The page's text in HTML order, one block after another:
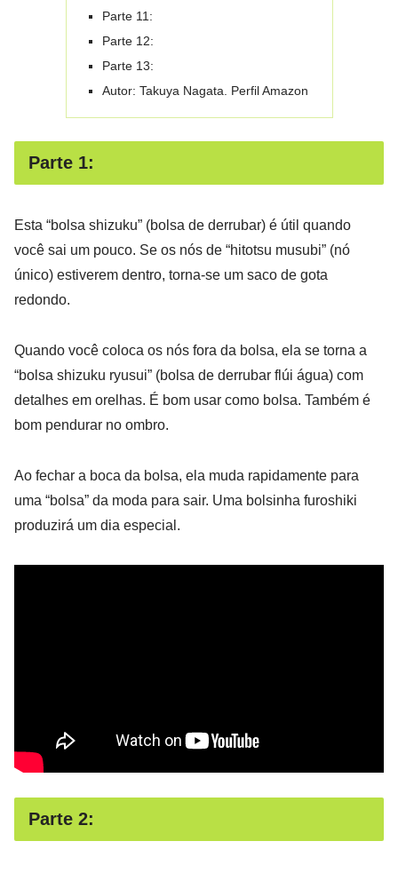
Parte 11:
Parte 12:
Parte 13:
Autor: Takuya Nagata. Perfil Amazon
Parte 1:
Esta “bolsa shizuku” (bolsa de derrubar) é útil quando
você sai um pouco. Se os nós de “hitotsu musubi” (nó
único) estiverem dentro, torna-se um saco de gota
redondo.
Quando você coloca os nós fora da bolsa, ela se torna a
“bolsa shizuku ryusui” (bolsa de derrubar flúi água) com
detalhes em orelhas. É bom usar como bolsa. Também é
bom pendurar no ombro.
Ao fechar a boca da bolsa, ela muda rapidamente para
uma “bolsa” da moda para sair. Uma bolsinha furoshiki
produzirá um dia especial.
Parte 2: